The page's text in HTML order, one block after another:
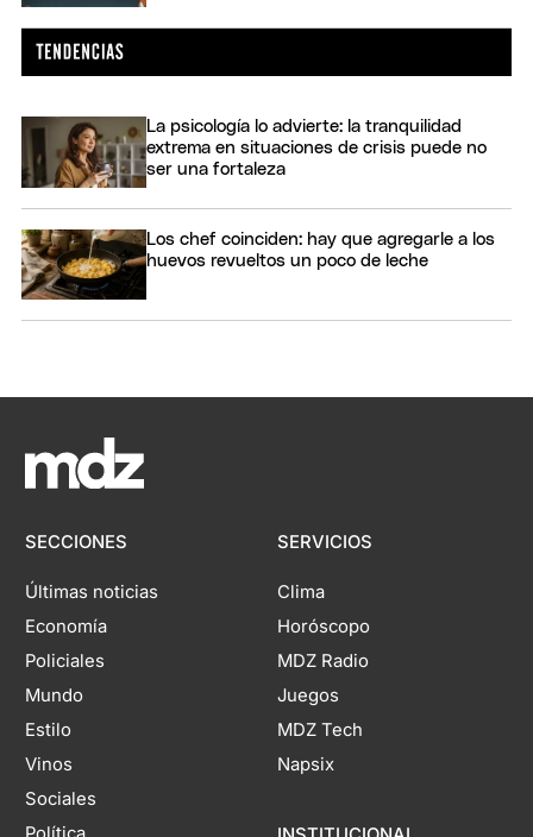
La psicología lo advierte: la tranquilidad
extrema en situaciones de crisis puede no
ser una fortaleza
Los chef coinciden: hay que agregarle a los
huevos revueltos un poco de leche
SECCIONES
Últimas noticias
Economía
Policiales
Mundo
Estilo
Vinos
Sociales
SERVICIOS
Clima
Horóscopo
MDZ Radio
Juegos
MDZ Tech
Napsix